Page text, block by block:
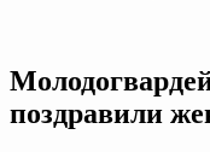
поздравили